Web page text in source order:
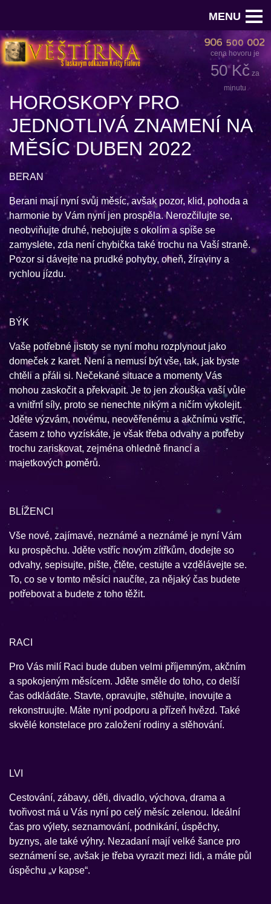
MENU
cena hovoru je
50 Kč za
minutu
HOROSKOPY PRO
JEDNOTLIVÁ ZNAMENÍ NA
MĚSÍC DUBEN 2022
BERAN
Berani mají nyní svůj měsíc, avšak pozor, klid, pohoda a
harmonie by Vám nyní jen prospěla. Nerozčilujte se,
neobviňujte druhé, nebojujte s okolím a spíše se
zamyslete, zda není chybička také trochu na Vaší straně.
Pozor si dávejte na prudké pohyby, oheň, žíraviny a
rychlou jízdu.
BÝK
Vaše potřebné jistoty se nyní mohu rozplynout jako
domeček z karet. Není a nemusí být vše, tak, jak byste
chtěli a přáli si. Nečekané situace a momenty Vás
mohou zaskočit a překvapit. Je to jen zkouška vaší vůle
a vnitřní síly, proto se nenechte nikým a ničím vykolejit.
Jděte výzvám, novému, neověřenému a akčnímu vstříc,
časem z toho vyzískáte, je však třeba odvahy a potřeby
trochu zariskovat, zejména ohledně financí a
majetkových poměrů.
BLÍŽENCI
Vše nové, zajímavé, neznámé a neznámé je nyní Vám
ku prospěchu. Jděte vstříc novým zítřkům, dodejte so
odvahy, sepisujte, pište, čtěte, cestujte a vzdělávejte se.
To, co se v tomto měsíci naučíte, za nějaký čas budete
potřebovat a budete z toho těžit.
RACI
Pro Vás milí Raci bude duben velmi příjemným, akčním
a spokojeným měsícem. Jděte směle do toho, co delší
čas odkládáte. Stavte, opravujte, stěhujte, inovujte a
rekonstruujte. Máte nyní podporu a přízeň hvězd. Také
skvělé konstelace pro založení rodiny a stěhování.
LVI
Cestování, zábavy, děti, divadlo, výchova, drama a
tvořivost má u Vás nyní po celý měsíc zelenou. Ideální
čas pro výlety, seznamování, podnikání, úspěchy,
byznys, ale také výhry. Nezadaní mají velké šance pro
seznámení se, avšak je třeba vyrazit mezi lidi, a máte půl
úspěchu „v kapse“.